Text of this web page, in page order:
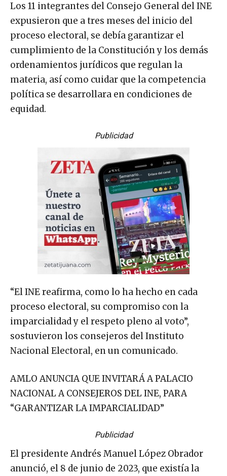
Los 11 integrantes del Consejo General del INE
expusieron que a tres meses del inicio del
proceso electoral, se debía garantizar el
cumplimiento de la Constitución y los demás
ordenamientos jurídicos que regulan la
materia, así como cuidar que la competencia
política se desarrollara en condiciones de
equidad.
Publicidad
“El INE reafirma, como lo ha hecho en cada
proceso electoral, su compromiso con la
imparcialidad y el respeto pleno al voto”,
sostuvieron los consejeros del Instituto
Nacional Electoral, en un comunicado.
AMLO ANUNCIA QUE INVITARÁ A PALACIO
NACIONAL A CONSEJEROS DEL INE, PARA
“GARANTIZAR LA IMPARCIALIDAD”
Publicidad
El presidente Andrés Manuel López Obrador
anunció, el 8 de junio de 2023, que existía la